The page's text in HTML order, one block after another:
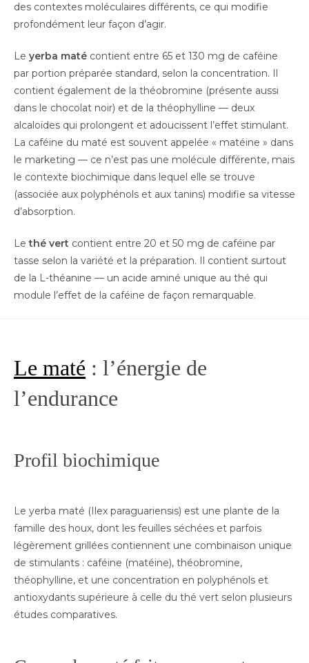
des contextes moléculaires différents, ce qui modifie
profondément leur façon d’agir.
Le yerba maté contient entre 65 et 130 mg de caféine
par portion préparée standard, selon la concentration. Il
contient également de la théobromine (présente aussi
dans le chocolat noir) et de la théophylline — deux
alcaloïdes qui prolongent et adoucissent l’effet stimulant.
La caféine du maté est souvent appelée « matéine » dans
le marketing — ce n’est pas une molécule différente, mais
le contexte biochimique dans lequel elle se trouve
(associée aux polyphénols et aux tanins) modifie sa vitesse
d’absorption.
Lethé vert contient entre 20 et 50 mg de caféine par
tasse selon la variété et la préparation. Il contient surtout
de la L-théanine — un acide aminé unique au thé qui
module l’effet de la caféine de façon remarquable.
Le maté : l’énergie de
l’endurance
Profil biochimique
Le yerba maté (Ilex paraguariensis) est une plante de la
famille des houx, dont les feuilles séchées et parfois
légèrement grillées contiennent une combinaison unique
de stimulants : caféine (matéine), théobromine,
théophylline, et une concentration en polyphénols et
antioxydants supérieure à celle du thé vert selon plusieurs
études comparatives.